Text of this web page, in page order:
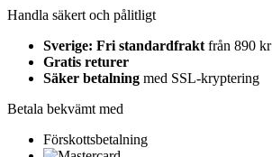
Handla säkert och pålitligt
Sverige: Fri standardfrakt från 890 kr
Gratis returer
Säker betalning med SSL-kryptering
Betala bekvämt med
Förskottsbetalning